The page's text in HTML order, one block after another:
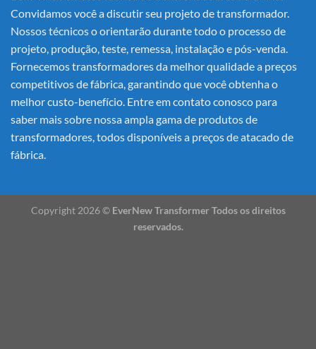
Convidamos você a discutir seu projeto de transformador.
Nossos técnicos o orientarão durante todo o processo de
projeto, produção, teste, remessa, instalação e pós-venda.
Fornecemos transformadores da melhor qualidade a preços
competitivos de fábrica, garantindo que você obtenha o
melhor custo-benefício. Entre em contato conosco para
saber mais sobre nossa ampla gama de produtos de
transformadores, todos disponíveis a preços de atacado de
fábrica.
Copyright 2026 © EverNew Transformer Todos os direitos
reservados.